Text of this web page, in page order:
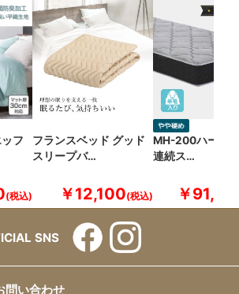
フ
フランスベッド グッド
スリープバ…
￥12,100
MH-200ハード
連続ス…
￥
SNS
問い合わせ